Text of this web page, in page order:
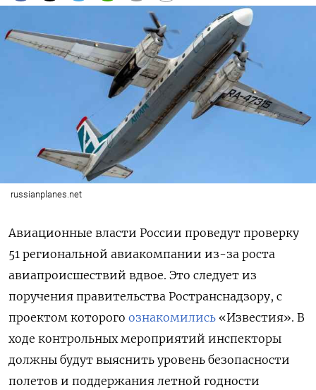
russianplanes.net
Авиационные власти России проведут проверку
51 региональной авиакомпании из-за роста
авиапроисшествий вдвое. Это следует из
поручения правительства Ространснадзору, с
проектом которого ознакомились «Известия». В
ходе контрольных мероприятий инспекторы
должны будут выяснить уровень безопасности
полетов и поддержания летной годности